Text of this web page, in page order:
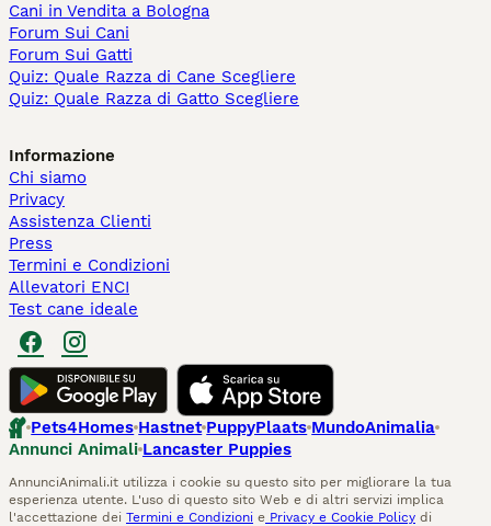
Cani in Vendita a Bologna
Forum Sui Cani
Forum Sui Gatti
Quiz: Quale Razza di Cane Scegliere
Quiz: Quale Razza di Gatto Scegliere
Informazione
Chi siamo
Privacy
Assistenza Clienti
Press
Termini e Condizioni
Allevatori ENCI
Test cane ideale
Pets4Homes Hastnet PuppyPlaats MundoAnimalia
Annunci Animali Lancaster Puppies
AnnunciAnimali.it utilizza i cookie su questo sito per migliorare la tua
esperienza utente. L'uso di questo sito Web e di altri servizi implica
l'accettazione dei Termini e Condizioni e Privacy e Cookie Policy di